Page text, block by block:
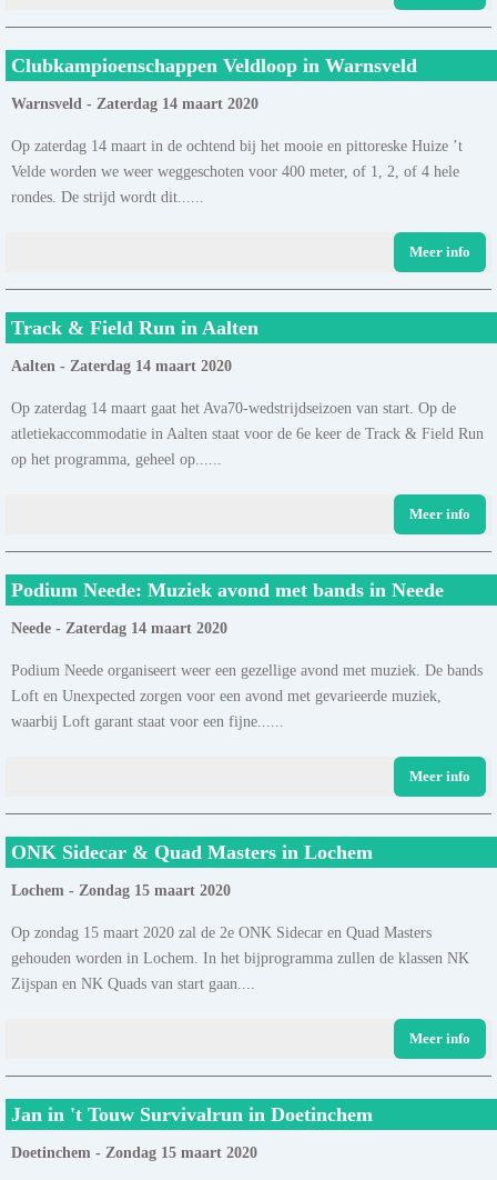
Clubkampioenschappen Veldloop in Warnsveld
Warnsveld - Zaterdag 14 maart 2020
Op zaterdag 14 maart in de ochtend bij het mooie en pittoreske Huize ’t
Velde worden we weer weggeschoten voor 400 meter, of 1, 2, of 4 hele
rondes. De strijd wordt dit......
Meer info
Track & Field Run in Aalten
Aalten - Zaterdag 14 maart 2020
Op zaterdag 14 maart gaat het Ava70-wedstrijdseizoen van start. Op de
atletiekaccommodatie in Aalten staat voor de 6e keer de Track & Field Run
op het programma, geheel op......
Meer info
Podium Neede: Muziek avond met bands in Neede
Neede - Zaterdag 14 maart 2020
Podium Neede organiseert weer een gezellige avond met muziek. De bands
Loft en Unexpected zorgen voor een avond met gevarieerde muziek,
waarbij Loft garant staat voor een fijne......
Meer info
ONK Sidecar & Quad Masters in Lochem
Lochem - Zondag 15 maart 2020
Op zondag 15 maart 2020 zal de 2e ONK Sidecar en Quad Masters
gehouden worden in Lochem. In het bijprogramma zullen de klassen NK
Zijspan en NK Quads van start gaan....
Meer info
Jan in 't Touw Survivalrun in Doetinchem
Doetinchem - Zondag 15 maart 2020